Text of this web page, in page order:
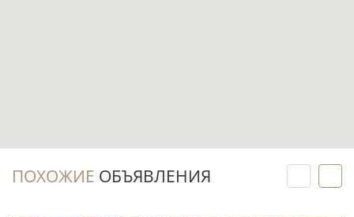
соответствует правилам собственника и
текущему спросу.
ПОХОЖИЕ ОБЪЯВЛЕНИЯ